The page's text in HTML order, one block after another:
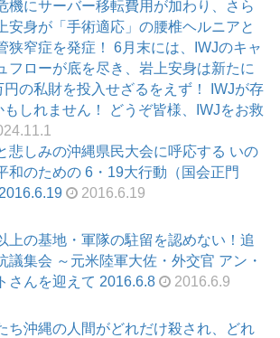
機にサーバー移転費用が加わり、さら
安身が「手術適応」の腰椎ヘルニアと
狭窄症を発症！ 6月末には、IWJのキャ
フローが底を尽き、岩上安身は新たに
円の私財を投入せざるをえず！ IWJが存
しれません！ どうぞ皆様、IWJをお救
悲しみの沖縄県民大会に呼応する いの
和のための 6・19大行動（国会正門
2016.6.19
上の基地・軍隊の駐留を認めない！追
議集会 ～元米陸軍大佐・外交官 アン・
さんを迎えて 2016.6.8
2016.6.9
ち沖縄の人間がどれだけ殺され、どれ